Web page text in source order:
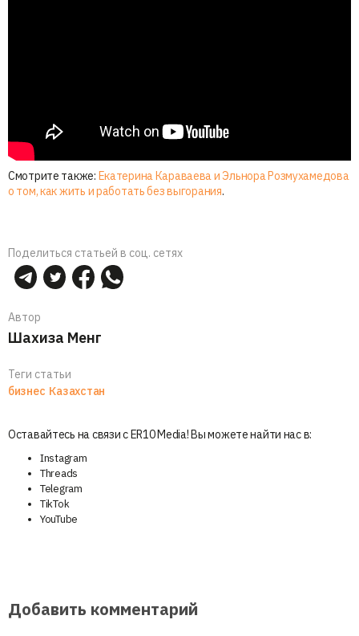
Смотрите также: Екатерина Караваева и Эльнора Розмухамедова
о том, как жить и работать без выгорания.
Поделиться статьей в соц. сетях
Автор
Шахиза Менг
Теги статьи
бизнес Казахстан
Оставайтесь на связи с ER10 Media! Вы можете найти нас в:
Instagram
Threads
Telegram
TikTok
YouTube
Добавить комментарий